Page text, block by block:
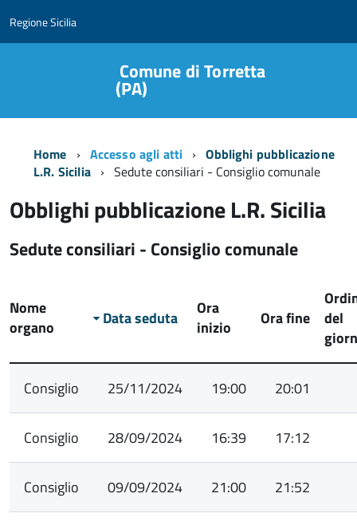
Regione Sicilia
Comune di Torretta
(PA)
Home Accesso agli atti
Obblighi pubblicazione
L.R. Sicilia
Sedute consiliari - Consiglio comunale
Obblighi pubblicazione L.R. Sicilia
Sedute consiliari - Consiglio comunale
Nome
organo
Data seduta
Ora
inizio
Ora fine
del
Consiglio 25/11/2024 19:00 20:01
Consiglio 28/09/2024 16:39 17:12
Consiglio 09/09/2024 21:00 21:52